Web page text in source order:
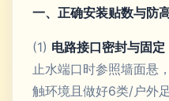
一、正确安装贴数与防
(1) 电路接口密封与固定
止水端口时参照墙面悬
触环境且做好6类/户外